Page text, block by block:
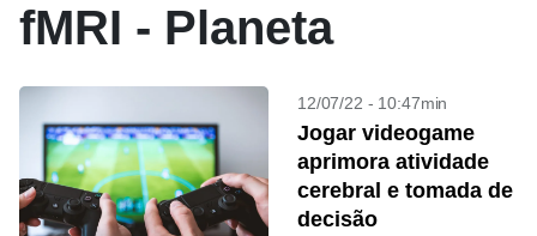
fMRI - Planeta
12/07/22 - 10:47min
Jogar videogame
aprimora atividade
cerebral e tomada de
decisão